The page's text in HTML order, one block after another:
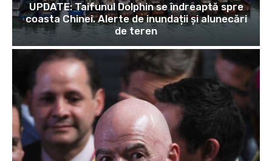
UPDATE: Taifunul Dolphin se îndreaptă spre
coasta Chinei. Alerte de inundații și alunecări
de teren